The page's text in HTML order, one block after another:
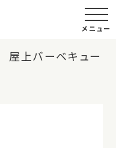
メニュー
屋上バーベキュー